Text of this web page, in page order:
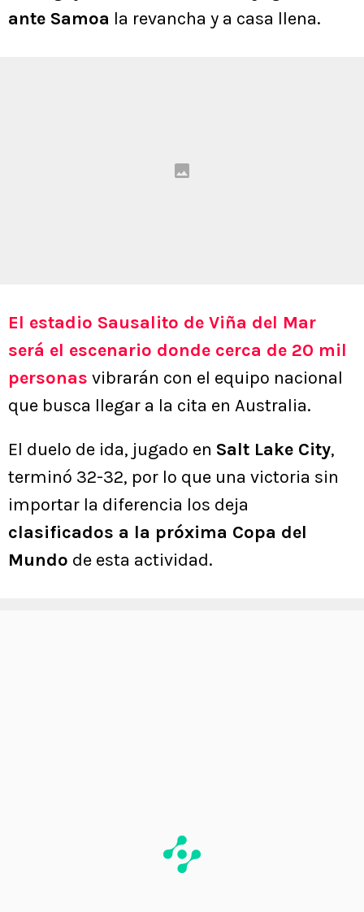
ante Samoa la revancha y a casa llena.
El estadio Sausalito de Viña del Mar
será el escenario donde cerca de 20 mil
personas vibrarán con el equipo nacional
que busca llegar a la cita en Australia.
El duelo de ida, jugado en Salt Lake City,
terminó 32-32, por lo que una victoria sin
importar la diferencia los deja
clasificados a la próxima Copa del
Mundo de esta actividad.